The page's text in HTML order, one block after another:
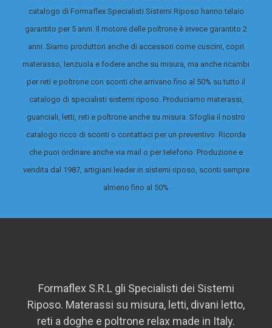
catalogo di Formaflex Specialisti Sistemi Riposo hanno telaio
garantito per 5 anni. Il motore delle poltrone è invece garantito 2
anni. Siamo produttori anche di accessori come cuscini, copri
materasso, lenzuola e fodere anche su misura, ma anche ricambi
per reti e poltrone con sconti che arrivano fino al 50% su tutto il
catalogo di specialisti sistemi riposo. Produciamo materassi,
guanciali, letti, reti e poltrone anche su misura. Sfoglia il nostro
catalogo ricco di sconti o contattaci per un preventivo. Ricorda
che puoi ordinare anche via mail o per telefono. Produzione e
vendita dal 1987, artigiani leader in sistemi riposo, sconti sempre
almeno fino al 50%
Formaflex S.R.L gli Specialisti dei Sistemi
Riposo. Materassi su misura, letti, divani letto,
reti a doghe e poltrone relax made in Italy.